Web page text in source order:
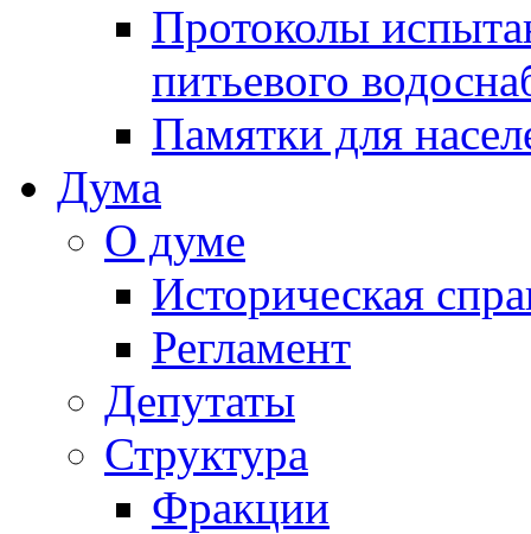
Протоколы
питьевого
Памятки для
Дума
О думе
Историческая
Регламент
Депутаты
Структура
Фракции